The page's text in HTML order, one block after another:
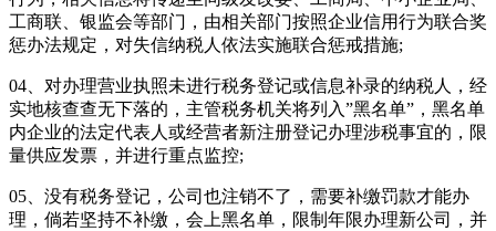
工商联、银监会等部门，由相关部门按照企业信用行为联合奖
惩办法规定，对失信纳税人依法实施联合惩戒措施;
04、对办理营业执照未进行税务登记或信息补录的纳税人，经
实地核查查无下落的，主管税务机关将列入”黑名单”，黑名单
内企业的法定代表人或经营者新注册登记办理涉税事宜的，限
量供应发票，并进行重点监控;
05、没有税务登记，公司也注销不了，需要补缴罚款才能办
理，倘若坚持不补缴，会上黑名单，限制年限办理新公司，并